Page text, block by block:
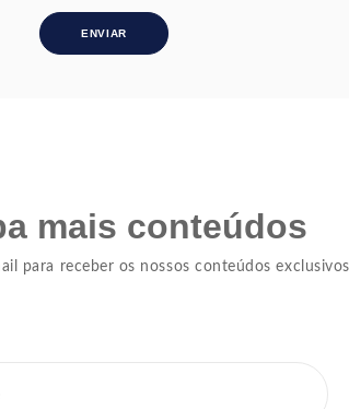
mais conteúdos
para receber os nossos conteúdos